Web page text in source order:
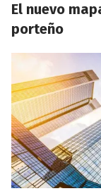
El nuevo
porteño